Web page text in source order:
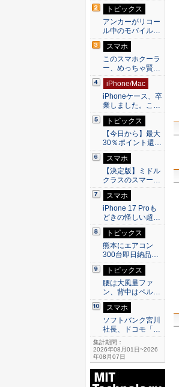
トピックス
アンカーがリコー
ル中のモバイル…
スマホ
このスマホクーラ
ー、めっちゃ賢…
iPhone/Mac
iPhoneケース、卒
業しました。こ…
トピックス
【今日から】最大
30％ポイント還…
スマホ
【決定版】ミドル
クラスのスマー…
スマホ
iPhone 17 Proも
どきの怪しい超…
トピックス
熊本にエアコン
300台即日納品…
トピックス
腰は大風量ファ
ン、背中はペル…
スマホ
ソフトバンク宮川
社長、ドコモ「…
集計期間：
2026年08月01日~2026
年08月07日